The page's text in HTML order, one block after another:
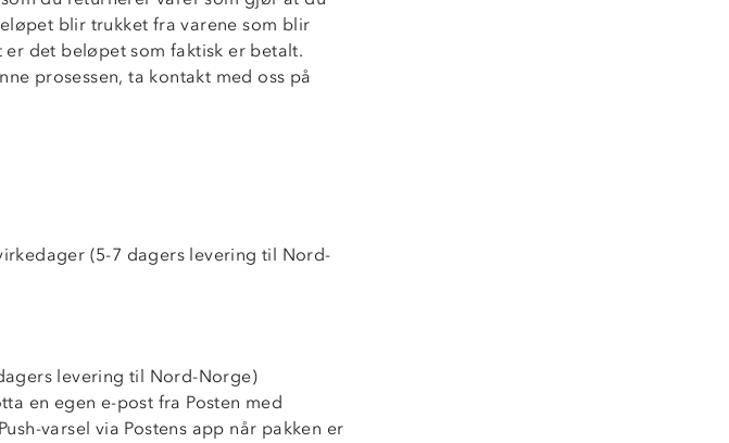
blir trukket fra varene som blir
det beløpet som faktisk er betalt.
prosessen, ta kontakt med oss på
(5-7 dagers levering til Nord-
levering til Nord-Norge)
en egen e-post fra Posten med
varsel via Postens app når pakken er